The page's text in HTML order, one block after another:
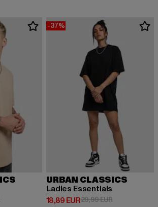
EUR
Aktionspreis: 22,99 EUR
-37%
URBAN CLASSICS
Ladies Essentials
18,89 EUR
Derzeitiger Preis: 18,89 EUR
29,99 EURAktionspreis: